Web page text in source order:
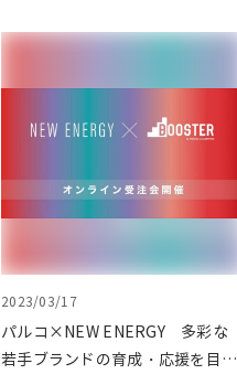
2023/03/17
パルコ×NEW ENERGY 多彩な
若手ブランドの育成・応援を目的